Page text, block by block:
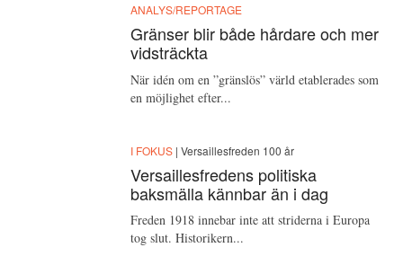
ANALYS/REPORTAGE
Gränser blir både hårdare och mer
vidsträckta
När idén om en ”gränslös” värld etablerades som
en möjlighet efter...
I FOKUS | Versaillesfreden 100 år
Versaillesfredens politiska
baksmälla kännbar än i dag
Freden 1918 innebar inte att striderna i Europa
tog slut. Historikern...